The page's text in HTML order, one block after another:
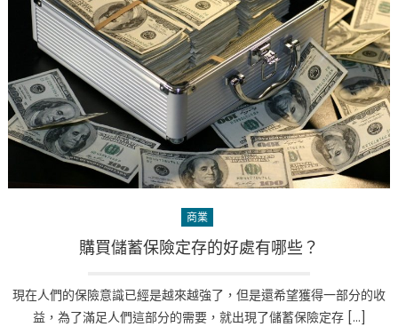
商業
購買儲蓄保險定存的好處有哪些？
現在人們的保險意識已經是越來越強了，但是還希望獲得一部分的收
益，為了滿足人們這部分的需要，就出現了儲蓄保險定存 […]